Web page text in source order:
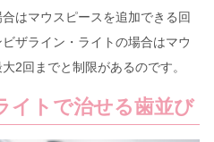
はマウスピースを追加できる回
ザライン・ライトの場合はマウ
2回までと制限があるのです。
イトで治せる歯並び